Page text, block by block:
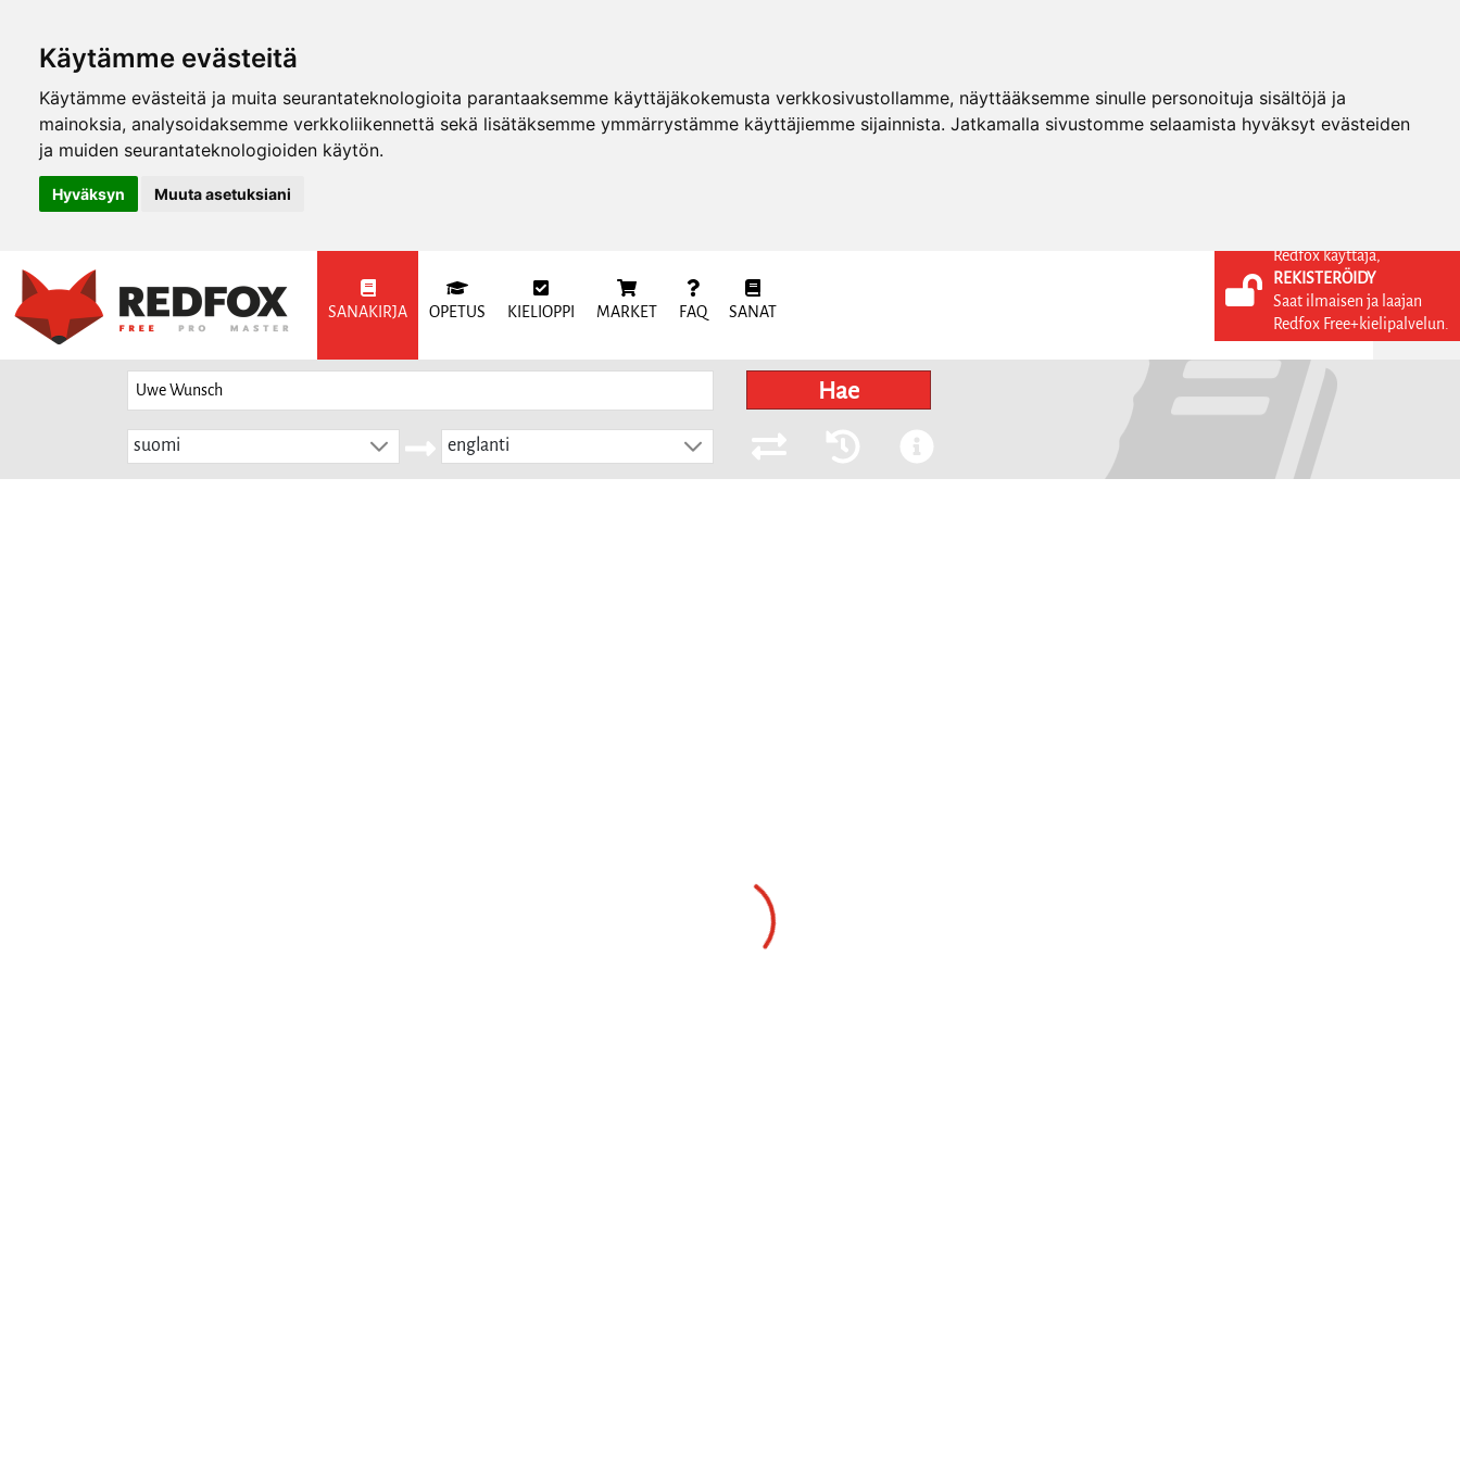
Käytämme evästeitä
Käytämme evästeitä ja muita seurantateknologioita parantaaksemme käyttäjäkokemusta verkkosivustollamme, näyttääksemme sinulle personoituja sisältöjä ja
mainoksia, analysoidaksemme verkkoliikennettä sekä lisätäksemme ymmärrystämme käyttäjiemme sijainnista. Jatkamalla sivustomme selaamista hyväksyt evästeiden
ja muiden seurantateknologioiden käytön.
Hyväksyn Muuta asetuksiani
SANAKIRJA OPETUS KIELIOPPI MARKET FAQ SANAT
KIRJAUDU SISÄÄN
REKISTERÖIDY
Hae
suomi englanti
Redfox käyttäjä,
REKISTERÖIDY
Saat ilmaisen ja laajan
Redfox Free+kielipalvelun.